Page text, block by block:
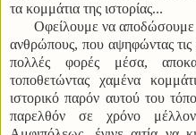
τα κομμάτια της ιστορίας...
Οφείλουμε να αποδώσουμε
ανθρώπους, που αψηφώντας τις
πολλές φορές μέσα,
τοποθετώντας χαμένα
ιστορικό παρόν αυτού του
παρελθόν σε χρόνο